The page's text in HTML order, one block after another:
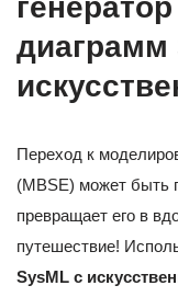
диаграмм
Переход к
(MBSE) может быть
превращает его в
путешествие!
SysML с